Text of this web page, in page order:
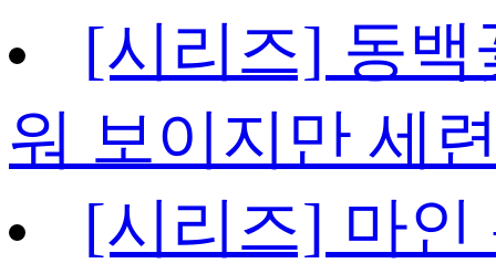
[시리즈] 동백
워 보이지만 세
[시리즈] 마인